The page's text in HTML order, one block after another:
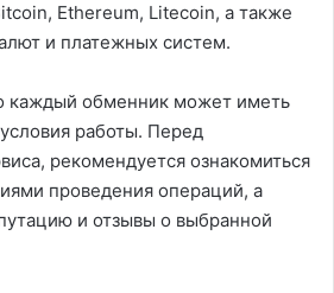
Ethereum, Litecoin, а также
и платежных систем.
каждый обменник может иметь
работы. Перед
рекомендуется ознакомиться
проведения операций, а
и отзывы о выбранной